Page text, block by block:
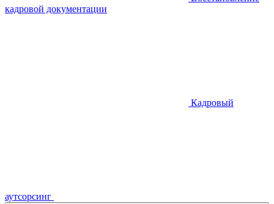
кадровой документации
Кадровый
аутсорсинг